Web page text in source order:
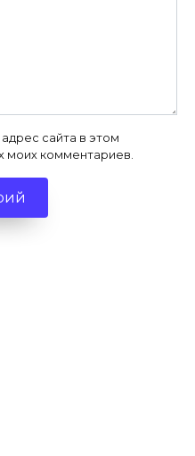
сайта в этом
моих комментариев.